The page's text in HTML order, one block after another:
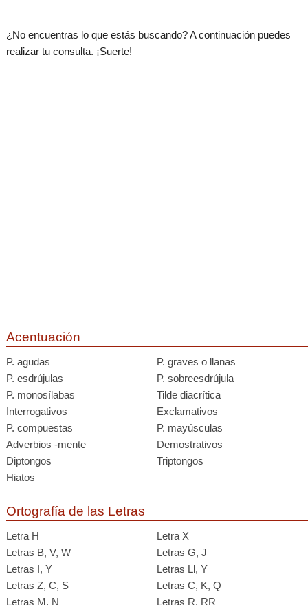
¿No encuentras lo que estás buscando? A continuación puedes
realizar tu consulta. ¡Suerte!
Acentuación
P. agudas
P. graves o llanas
P. esdrújulas
P. sobreesdrújula
P. monosílabas
Tilde diacrítica
Interrogativos
Exclamativos
P. compuestas
P. mayúsculas
Adverbios -mente
Demostrativos
Diptongos
Triptongos
Hiatos
Ortografía de las Letras
Letra H
Letra X
Letras B, V, W
Letras G, J
Letras I, Y
Letras Ll, Y
Letras Z, C, S
Letras C, K, Q
Letras M, N
Letras R, RR